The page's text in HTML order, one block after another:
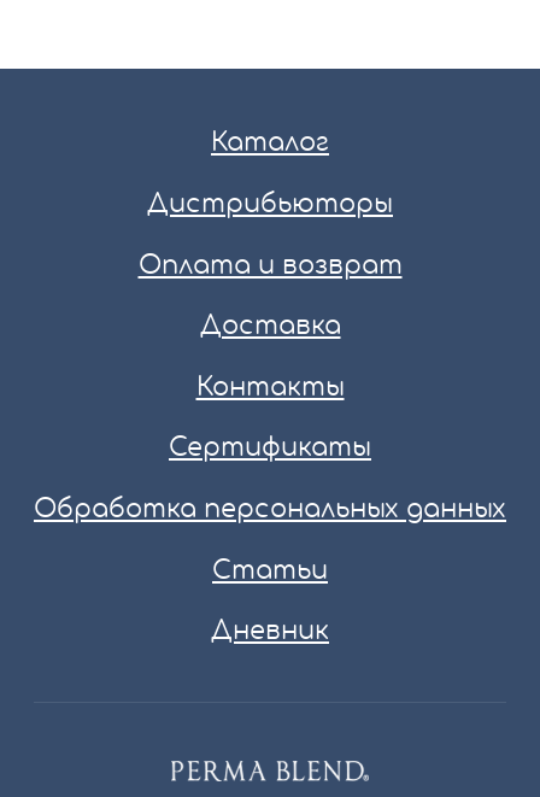
Каталог
Дистрибьюторы
Оплата и возврат
Доставка
Контакты
Сертификаты
Обработка персональных данных
Статьи
Дневник